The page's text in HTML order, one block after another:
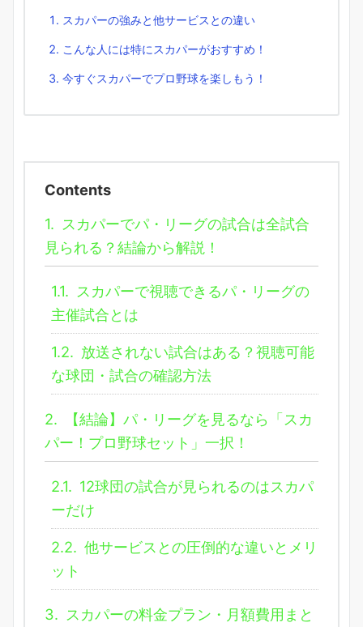
スカパーの強みと他サービスとの違い
こんな人には特にスカパーがおすすめ！
今すぐスカパーでプロ野球を楽しもう！
Contents
1. スカパーでパ・リーグの試合は全試合
見られる？結論から解説！
1.1. スカパーで視聴できるパ・リーグの
主催試合とは
1.2. 放送されない試合はある？視聴可能
な球団・試合の確認方法
2.
【結論】パ・リーグを見るなら「スカ
パー！プロ野球セット」一択！
2.1. 12球団の試合が見られるのはスカパ
ーだけ
2.2. 他サービスとの圧倒的な違いとメリ
ット
3. スカパーの料金プラン・月額費用まと